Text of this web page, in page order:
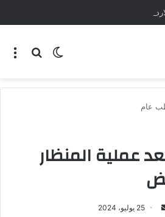
عام
عملية المنظار
25 يوليو، 2024